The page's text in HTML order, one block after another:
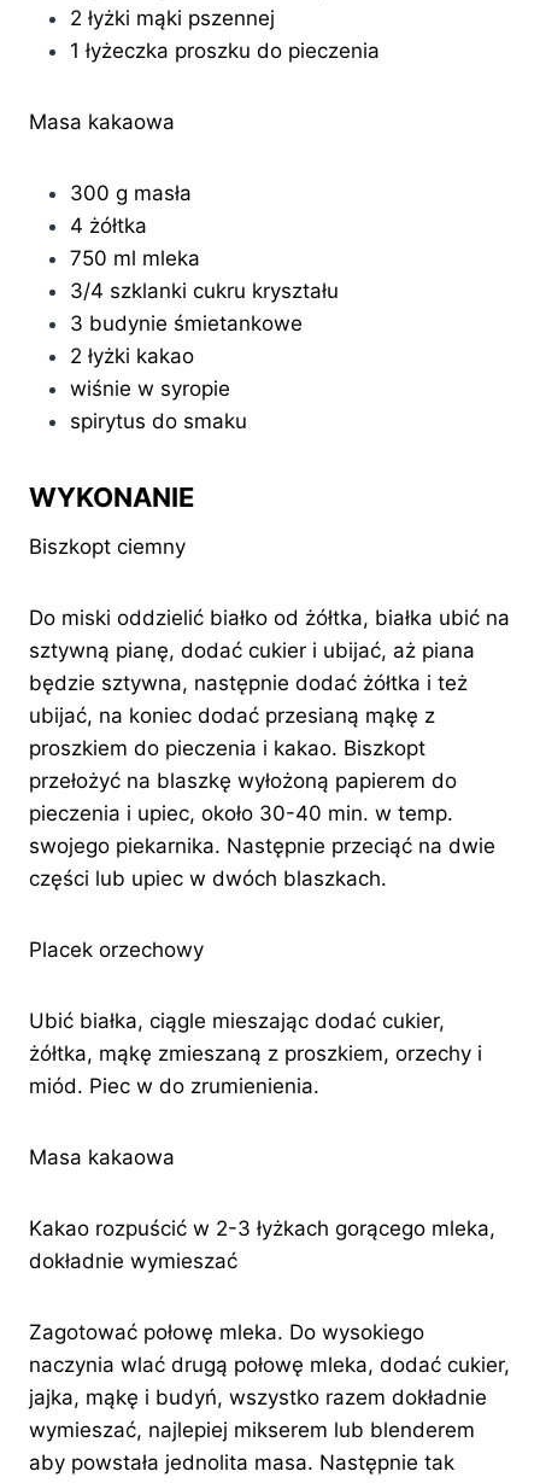
2 łyżki mąki pszennej
1 łyżeczka proszku do pieczenia
Masa kakaowa
300 g masła
4 żółtka
750 ml mleka
3/4 szklanki cukru kryształu
3 budynie śmietankowe
2 łyżki kakao
wiśnie w syropie
spirytus do smaku
WYKONANIE
Biszkopt ciemny
Do miski oddzielić białko od żółtka, białka ubić na
sztywną pianę, dodać cukier i ubijać, aż piana
będzie sztywna, następnie dodać żółtka i też
ubijać, na koniec dodać przesianą mąkę z
proszkiem do pieczenia i kakao. Biszkopt
przełożyć na blaszkę wyłożoną papierem do
pieczenia i upiec, około 30-40 min. w temp.
swojego piekarnika. Następnie przeciąć na dwie
części lub upiec w dwóch blaszkach.
Placek orzechowy
Ubić białka, ciągle mieszając dodać cukier,
żółtka, mąkę zmieszaną z proszkiem, orzechy i
miód. Piec w do zrumienienia.
Masa kakaowa
Kakao rozpuścić w 2-3 łyżkach gorącego mleka,
dokładnie wymieszać
Zagotować połowę mleka. Do wysokiego
naczynia wlać drugą połowę mleka, dodać cukier,
jajka, mąkę i budyń, wszystko razem dokładnie
wymieszać, najlepiej mikserem lub blenderem
aby powstała jednolita masa. Następnie tak